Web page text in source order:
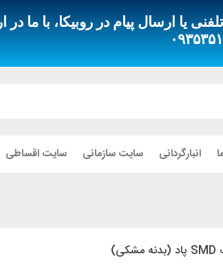
ارسال پیام در روبیکا، با ما در
انبارگردانی سایت سازمانی سایت اقساطی